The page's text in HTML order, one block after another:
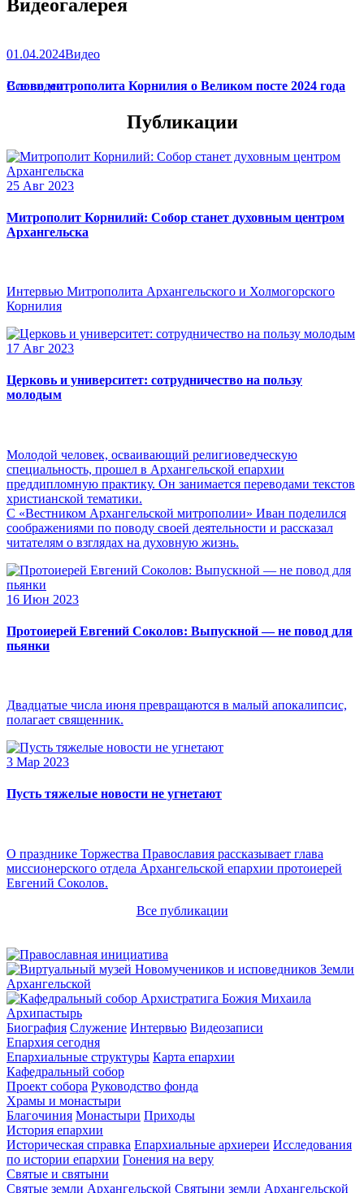
Видеогалерея
01.04.2024Видео
Слово митрополита Корнилия о Великом посте 2024 года
Все видео
Публикации
25 Авг 2023
Митрополит Корнилий: Собор станет духовным центром
Архангельска
Интервью Митрополита Архангельского и Холмогорского
Корнилия
17 Авг 2023
Церковь и университет: сотрудничество на пользу
молодым
Молодой человек, осваивающий религиоведческую
специальность, прошел в Архангельской епархии
преддипломную практику. Он занимается переводами текстов
христианской тематики.
С «Вестником Архангельской митрополии» Иван поделился
соображениями по поводу своей деятельности и рассказал
читателям о взглядах на духовную жизнь.
16 Июн 2023
Протоиерей Евгений Соколов: Выпускной — не повод для
пьянки
Двадцатые числа июня превращаются в малый апокалипсис,
полагает священник.
3 Мар 2023
Пусть тяжелые новости не угнетают
О празднике Торжества Православия рассказывает глава
миссионерского отдела Архангельской епархии протоиерей
Евгений Соколов.
Все публикации
Архипастырь
Биография Служение Интервью Видеозаписи
Епархия сегодня
Епархиальные структуры Карта епархии
Кафедральный собор
Проект собора Руководство фонда
Храмы и монастыри
Благочиния Монастыри Приходы
История епархии
Историческая справка Епархиальные архиереи Исследования
по истории епархии Гонения на веру
Святые и святыни
Святые земли Архангельской Святыни земли Архангельской